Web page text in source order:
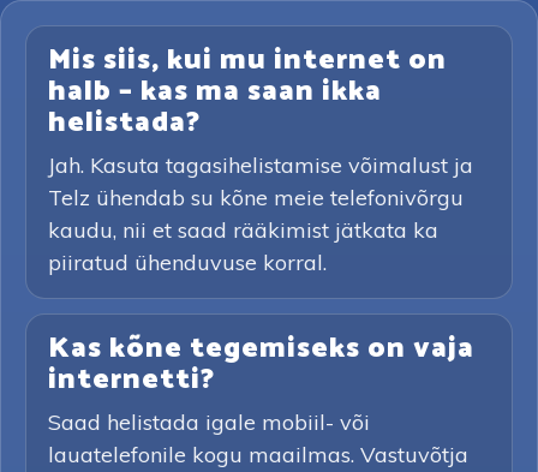
Mis siis, kui mu internet on
halb – kas ma saan ikka
helistada?
Jah. Kasuta tagasihelistamise võimalust ja
Telz ühendab su kõne meie telefonivõrgu
kaudu, nii et saad rääkimist jätkata ka
piiratud ühenduvuse korral.
Kas kõne tegemiseks on vaja
internetti?
Saad helistada igale mobiil- või
lauatelefonile kogu maailmas. Vastuvõtja